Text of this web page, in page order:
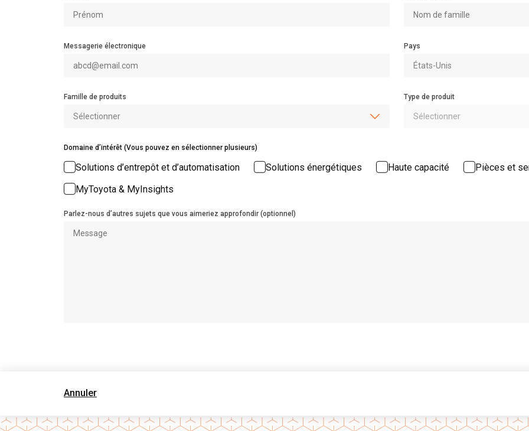
Messagerie électronique Pays
Famille de produits Type de produit
Domaine d’intérêt (Vous pouvez en sélectionner plusieurs)
Solutions d’entrepôt et d’automatisation Solutions énergétiques Haute capacité Pièces et
MyToyota & MyInsights
Parlez-nous d’autres sujets que vous aimeriez approfondir (optionnel)
Annuler